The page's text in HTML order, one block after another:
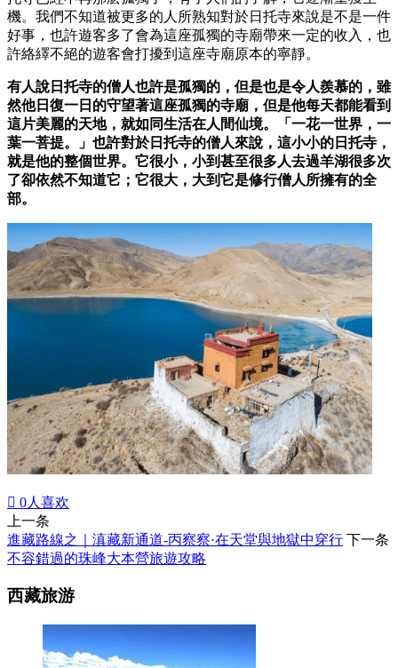
機。我們不知道被更多的人所熟知對於日托寺來說是不是一件
好事，也許遊客多了會為這座孤獨的寺廟帶來一定的收入，也
許絡繹不絕的遊客會打擾到這座寺廟原本的寧靜。
有人說日托寺的僧人也許是孤獨的，但是也是令人羨慕的，雖
然他日復一日的守望著這座孤獨的寺廟，但是他每天都能看到
這片美麗的天地，就如同生活在人間仙境。「一花一世界，一
葉一菩提。」也許對於日托寺的僧人來說，這小小的日托寺，
就是他的整個世界。它很小，小到甚至很多人去過羊湖很多次
了卻依然不知道它；它很大，大到它是修行僧人所擁有的全
部。
 0人喜欢
上一条
進藏路線之｜滇藏新通道-丙察察·在天堂與地獄中穿行 下一条
不容錯過的珠峰大本營旅遊攻略
西藏旅游